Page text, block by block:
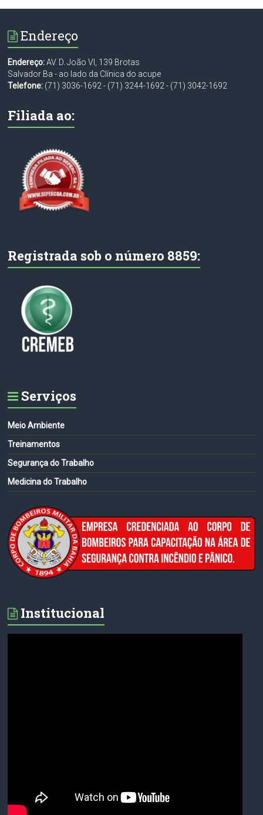
Endereço
Endereço:AV. D. João VI, 139 Brotas
Salvador Ba - ao lado da Clínica do acupe
Telefone: (71) 3036-1692- (71) 3244-1692- (71) 3042-1692
Filiada ao:
Registrada sob o número 8859:
Serviços
Meio Ambiente
Treinamentos
Segurança do Trabalho
Medicina do Trabalho
Institucional